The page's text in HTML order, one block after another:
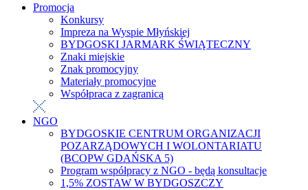
Promocja
Konkursy
Impreza na Wyspie Młyńskiej
BYDGOSKI JARMARK ŚWIĄTECZNY
Znaki miejskie
Znak promocyjny
Materiały promocyjne
Współpraca z zagranicą
NGO
BYDGOSKIE CENTRUM ORGANIZACJI
POZARZĄDOWYCH I WOLONTARIATU
(BCOPW GDAŃSKA 5)
Program współpracy z NGO - będą konsultacje
1,5% ZOSTAW W BYDGOSZCZY